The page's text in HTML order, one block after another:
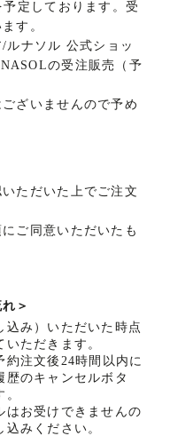
定しております。受
す。
ルナソル 公式ショッ
の受注販売（予
ざいませんので予め
ただいた上でご注文
ご同意いただいたも
＞
込み）いただいた時点
ただきます。
約注文後24時間以内に
歴のキャンセルボタ
はお受けできませんの
みください。